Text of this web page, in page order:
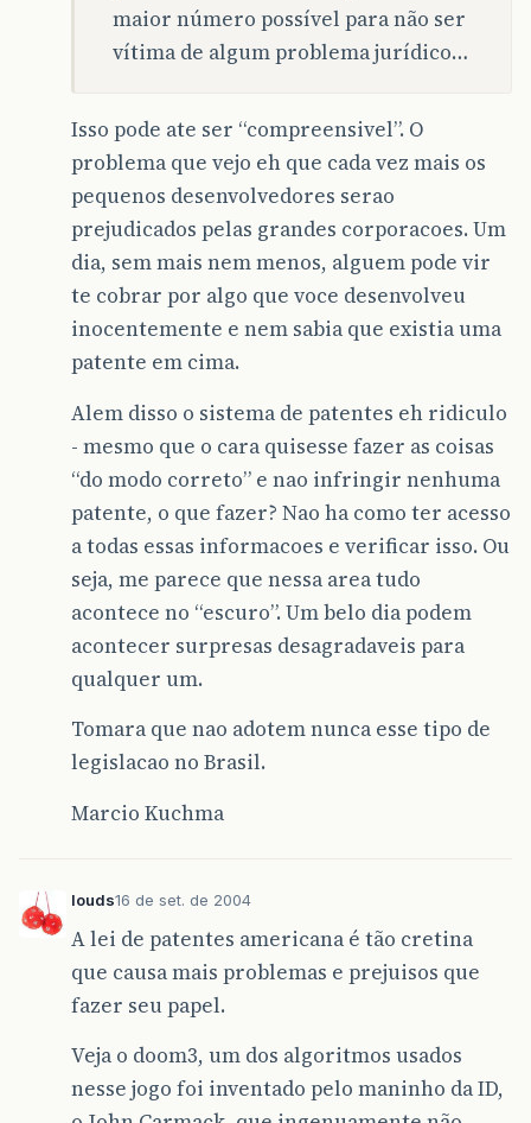
maior número possível para não ser
vítima de algum problema jurídico…
Isso pode ate ser “compreensivel”. O
problema que vejo eh que cada vez mais os
pequenos desenvolvedores serao
prejudicados pelas grandes corporacoes. Um
dia, sem mais nem menos, alguem pode vir
te cobrar por algo que voce desenvolveu
inocentemente e nem sabia que existia uma
patente em cima.
Alem disso o sistema de patentes eh ridiculo
- mesmo que o cara quisesse fazer as coisas
“do modo correto” e nao infringir nenhuma
patente, o que fazer? Nao ha como ter acesso
a todas essas informacoes e verificar isso. Ou
seja, me parece que nessa area tudo
acontece no “escuro”. Um belo dia podem
acontecer surpresas desagradaveis para
qualquer um.
Tomara que nao adotem nunca esse tipo de
legislacao no Brasil.
Marcio Kuchma
louds16 de set. de 2004
A lei de patentes americana é tão cretina
que causa mais problemas e prejuisos que
fazer seu papel.
Veja o doom3, um dos algoritmos usados
nesse jogo foi inventado pelo maninho da ID,